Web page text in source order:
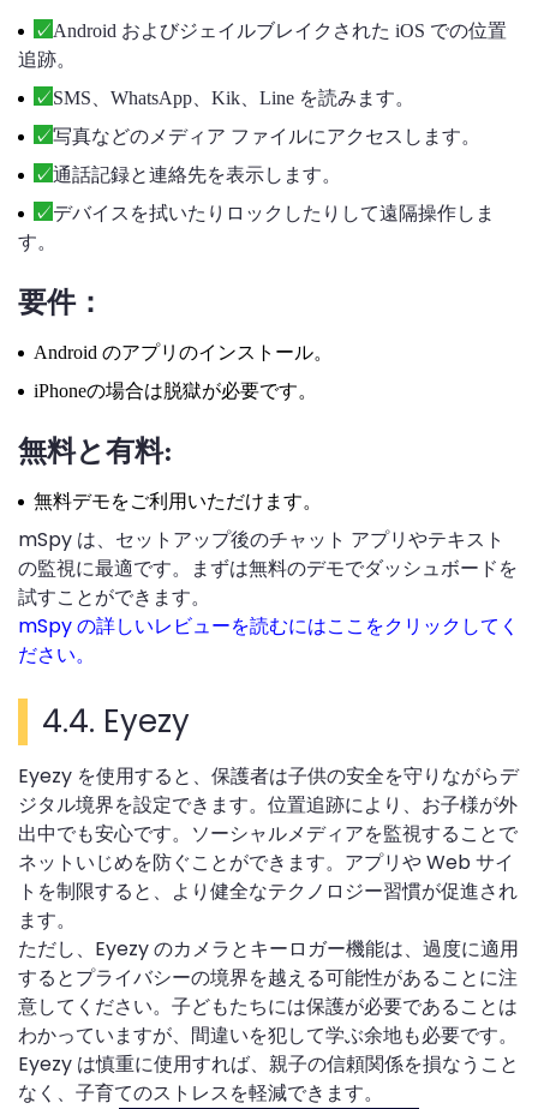
Android およびジェイルブレイクされた iOS での位置
追跡。
SMS、WhatsApp、Kik、Line を読みます。
写真などのメディア ファイルにアクセスします。
通話記録と連絡先を表示します。
デバイスを拭いたりロックしたりして遠隔操作しま
す。
要件：
Android のアプリのインストール。
iPhoneの場合は脱獄が必要です。
無料と有料:
無料デモをご利用いただけます。
mSpy は、セットアップ後のチャット アプリやテキスト
の監視に最適です。まずは無料のデモでダッシュボードを
試すことができます。
mSpy の詳しいレビューを読むにはここをクリックしてく
ださい。
4.4. Eyezy
Eyezy を使用すると、保護者は子供の安全を守りながらデ
ジタル境界を設定できます。位置追跡により、お子様が外
出中でも安心です。ソーシャルメディアを監視することで
ネットいじめを防ぐことができます。アプリや Web サイ
トを制限すると、より健全なテクノロジー習慣が促進され
ます。
ただし、Eyezy のカメラとキーロガー機能は、過度に適用
するとプライバシーの境界を越える可能性があることに注
意してください。子どもたちには保護が必要であることは
わかっていますが、間違いを犯して学ぶ余地も必要です。
Eyezy は慎重に使用すれば、親子の信頼関係を損なうこと
なく、子育てのストレスを軽減できます。